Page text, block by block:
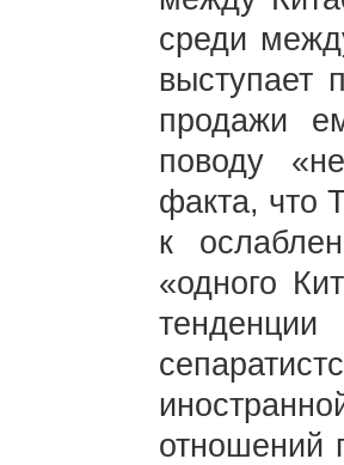
среди
выступает
продажи
поводу
факта, что
к
«одного
отношений